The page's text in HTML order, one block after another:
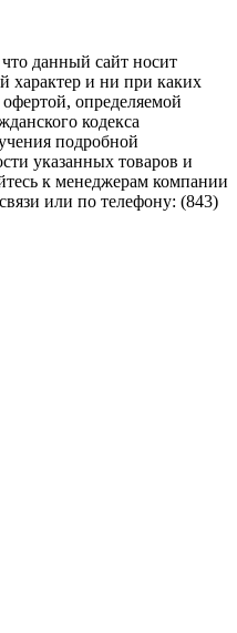
данный сайт носит
характер и ни при каких
определяемой
кодекса
подробной
указанных товаров и
к менеджерам компании
или по телефону: (843)